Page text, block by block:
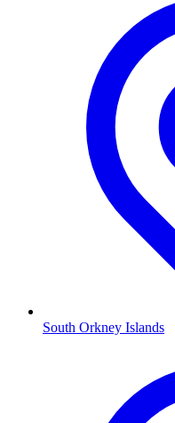
South Orkney Islands